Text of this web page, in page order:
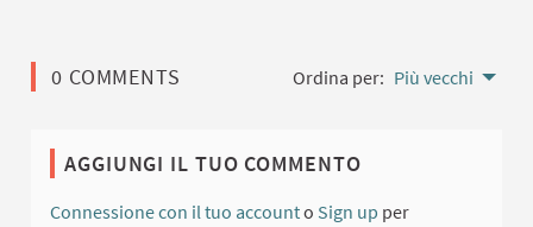
0 COMMENTS Ordina per: Più vecchi
AGGIUNGI IL TUO COMMENTO
Connessione con il tuo accounto Sign up per